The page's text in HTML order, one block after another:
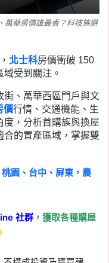
萬華房價誰最香？科技族避
北士科房價衝破 150
受到關注。
街、萬華西區門戶與文
價行情、交通機能、生
度，分析首購族與換屋
合的置產區域，掌握雙
園、台中、屏東，農
社群 ，獲取各種購屋